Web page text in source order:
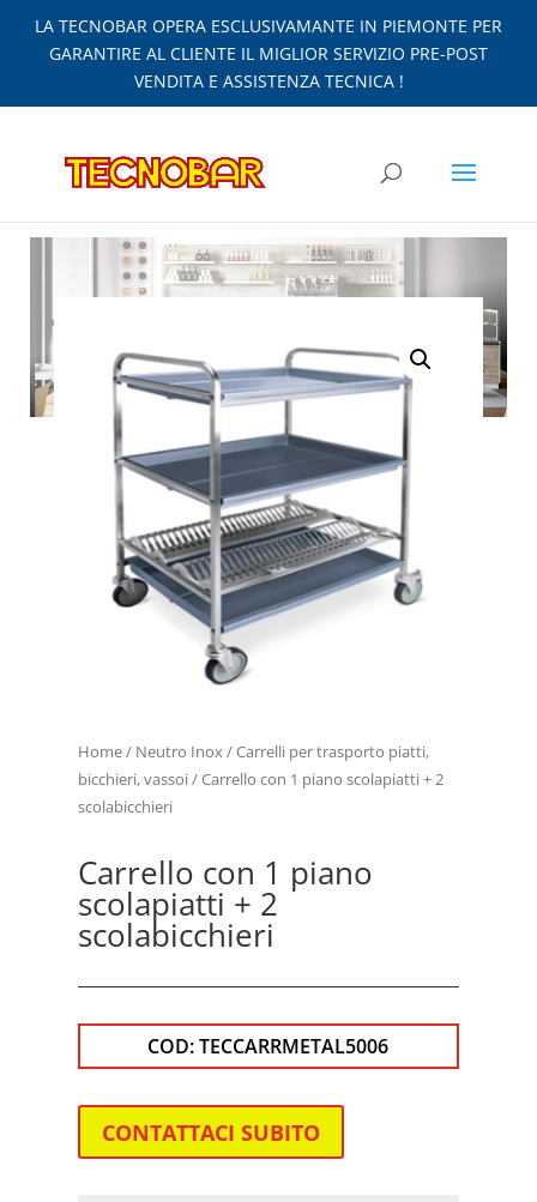
LA TECNOBAR OPERA ESCLUSIVAMANTE IN PIEMONTE PER
GARANTIRE AL CLIENTE IL MIGLIOR SERVIZIO PRE-POST
VENDITA E ASSISTENZA TECNICA !
Home/ Neutro Inox/Carrelli per trasporto piatti,
bicchieri, vassoi/ Carrello con 1 piano scolapiatti + 2
scolabicchieri
Carrello con 1 piano
scolapiatti + 2
scolabicchieri
COD:TECCARRMETAL5006
CONTATTACI SUBITO